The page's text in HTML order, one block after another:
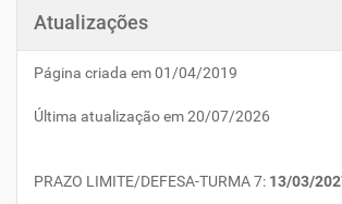
Atualizações
Página criada em 01/04/2019
Última atualização em 20/07/2026
PRAZO LIMITE/DEFESA-TURMA 7: 13/03/